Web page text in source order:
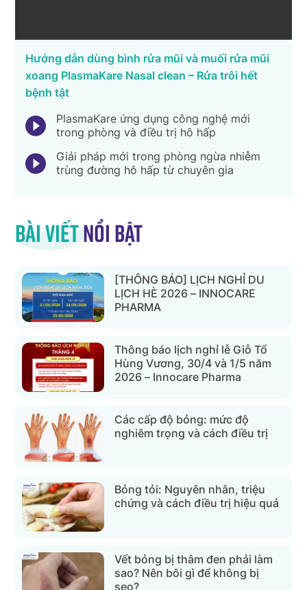
Hướng dẫn dùng bình rửa mũi và muối rửa mũi
xoang PlasmaKare Nasal clean – Rửa trôi hết
bệnh tật
PlasmaKare ứng dụng công nghệ mới
trong phòng và điều trị hô hấp
Giải pháp mới trong phòng ngừa nhiễm
trùng đường hô hấp từ chuyên gia
Bài viếtnổi bật
[THÔNG BÁO] LỊCH NGHỈ DU
LỊCH HÈ 2026 – INNOCARE
PHARMA
Thông báo lịch nghỉ lễ Giỗ Tổ
Hùng Vương, 30/4 và 1/5 năm
2026 – Innocare Pharma
Các cấp độ bỏng: mức độ
nghiêm trọng và cách điều trị
Bỏng tỏi: Nguyên nhân, triệu
chứng và cách điều trị hiệu quả
Vết bỏng bị thâm đen phải làm
sao? Nên bôi gì để không bị
sẹo?